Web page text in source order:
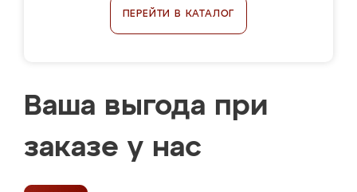
ПЕРЕЙТИ В КАТАЛОГ
Ваша выгода при
заказе у нас